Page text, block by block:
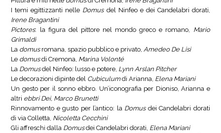
I temi egittizzanti nelle Domus del Ninfeo e dei Candelabri dorati,
Irene Bragantini
Pictores: la figura del pittore nel mondo greco e romano, Mario
Grimaldi
La domus romana, spazio pubblico e privato, Amedeo De Lisi
Le domusdi Cremona, Marina Volonté
La Domusdel Ninfeo: lusso e potere, Lynn Arslan Pitcher
Le decorazioni dipinte del Cubiculumdi Arianna, Elena Mariani
Un gesto per il sonno ebbro. Un’iconografia per Dioniso, Arianna e
altri ebbri Dei, Marco Brunetti
Rinnovamento e gusto per l’antico: la Domus dei Candelabri dorati
di via Colletta, Nicoletta Cecchini
Gli affreschi dalla Domusdei Candelabri dorati, Elena Mariani